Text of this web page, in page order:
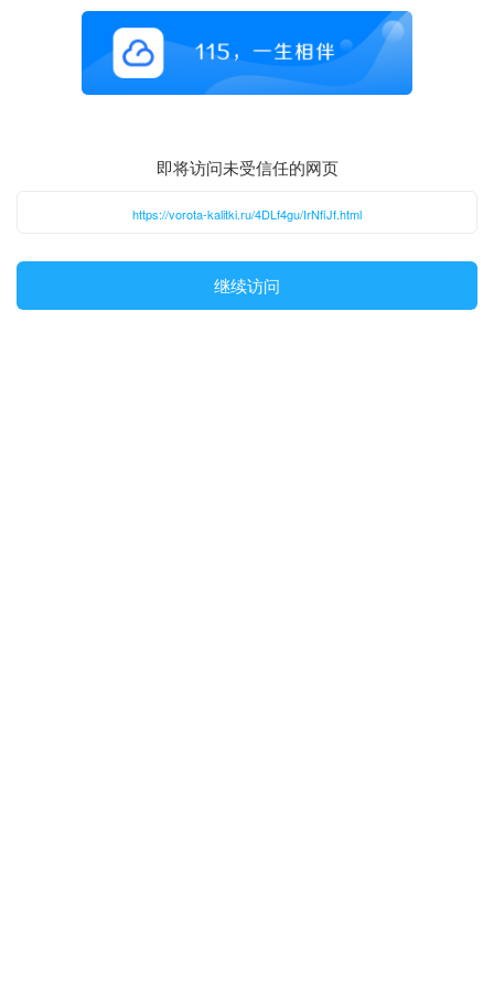
即将访问未受信任的网页
https://vorota-kalitki.ru/4DLf4gu/IrNfiJf.html
继续访问